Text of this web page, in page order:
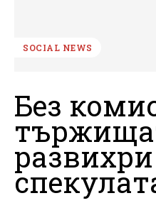
SOCIAL NEWS
Без
развихри